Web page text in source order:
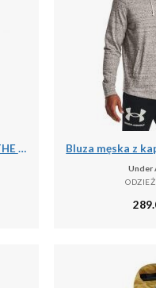
Under Armour UA OUTRUN THE STORM PANT Spodnie męskie
Under